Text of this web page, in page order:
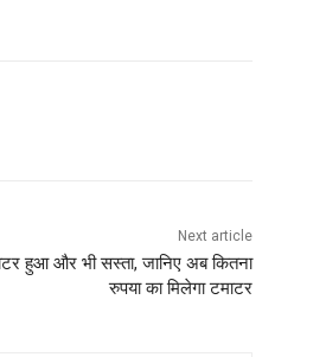
Next article
हुआ और भी सस्ता, जानिए अब कितना
रुपया का मिलेगा टमाटर